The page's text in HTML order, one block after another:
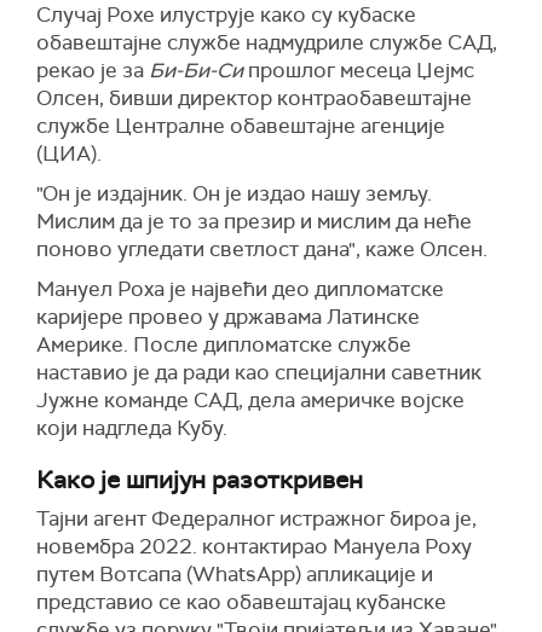
Случај Рохе илуструје како су кубаске
обавештајне службе надмудриле службе САД,
рекао је за Би-Би-Сипрошлог месеца Џејмс
Олсен, бивши директор контраобавештајне
службе Централне обавештајне агенције
(ЦИА).
"Он је издајник. Он је издао нашу земљу.
Мислим да је то за презир и мислим да неће
поново угледати светлост дана", каже Олсен.
Мануел Роха је највећи део дипломатске
каријере провео у државама Латинске
Америке. После дипломатске службе
наставио је да ради као специјални саветник
Јужне команде САД, дела америчке војске
који надгледа Кубу.
Како је шпијун разоткривен
Тајни агент Федералног истражног бироа је,
новембра 2022. контактирао Мануела Роху
путем Вотсапа (WhatsApp) апликације и
представио се као обавештајац кубанске